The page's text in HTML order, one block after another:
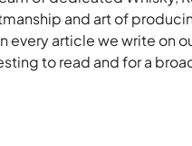
and art of
every article we write on
to read and for a